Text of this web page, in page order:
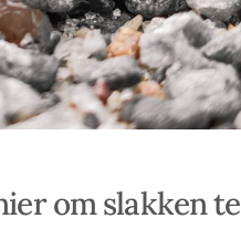
om slakken te